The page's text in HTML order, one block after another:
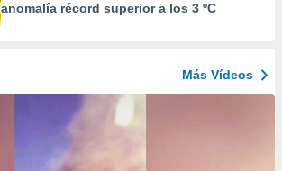
anomalía récord superior a los 3 ºC
Más Vídeos